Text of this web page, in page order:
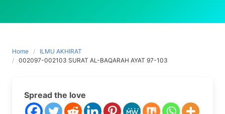
Home
ILMU AKHIRAT
002097-002103 SURAT AL-BAQARAH AYAT 97-103
Spread the love